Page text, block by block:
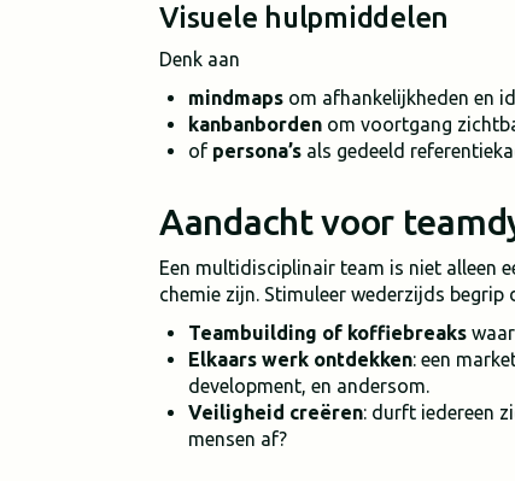
Visuele hulpmiddelen
Denk aan
mindmaps om afhankelijkheden en
kanbanborden om voortgang
of persona’s als gedeeld
Aandacht voor
Een multidisciplinair team is niet alleen
chemie zijn. Stimuleer wederzijds begrip
Teambuilding of koffiebreaks
Elkaars werk ontdekken: een
development, en andersom.
Veiligheid creëren: durft iedereen
mensen af?